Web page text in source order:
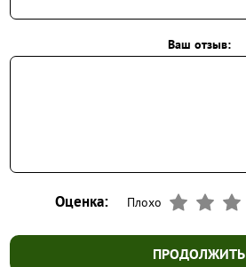
Ваш отзыв:
Оценка: Плохо
ПРОДОЛЖИТЬ